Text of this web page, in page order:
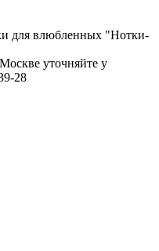
для влюбленных "Нотки-
уточняйте у
28